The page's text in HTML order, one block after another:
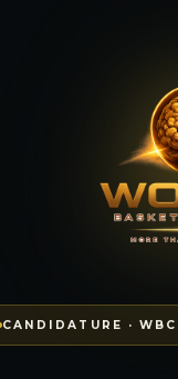
CANDIDATURE ·